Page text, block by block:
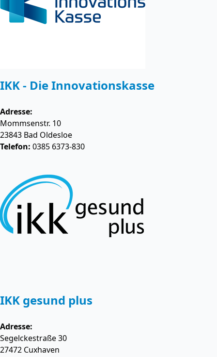
IKK - Die Innovationskasse
Adresse:
Mommsenstr. 10
23843 Bad Oldesloe
Telefon: 0385 6373-830
IKK gesund plus
Adresse:
Segelckestraße 30
27472 Cuxhaven